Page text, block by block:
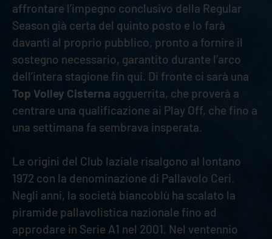
affrontare l’impegno conclusivo della Regular
Season già certa del quinto posto e lo farà
davanti al proprio pubblico, pronto a fornire il
sostegno necessario, garantito durante l’arco
dell’intera stagione fin qui. Di fronte ci sarà una
Top Volley Cisterna agguerrita, che proverà a
centrare una qualificazione ai Play Off, che fino a
una settimana fa sembrava insperata.
Le origini del Club laziale risalgono al lontano
1972 con la denominazione di Pallavolo Ceri.
Negli anni, la società biancoblù ha scalato la
piramide pallavolistica nazionale fino ad
approdare in Serie A1 nel 2001. Nel ventennio